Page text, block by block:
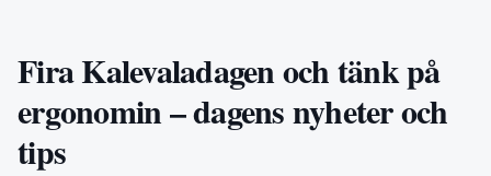
Fira Kalevaladagen och tänk på
ergonomin – dagens nyheter och
tips